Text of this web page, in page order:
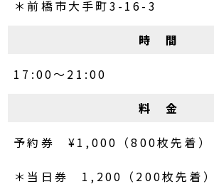
＊前橋市大手町3-16-3
時 間
17:00～21:00
料 金
予約券 ¥1,000（800枚先着）
＊当日券 1,200（200枚先着）